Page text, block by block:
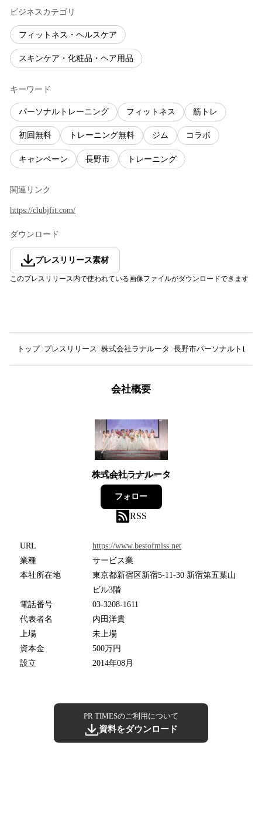
ビジネスカテゴリ
フィットネス・ヘルスケア
スキンケア・化粧品・ヘア用品
キーワード
パーソナルトレーニング フィットネス 筋トレ
初回無料 トレーニング無料 ジム コラボ
キャンペーン 長野市 トレーニング
関連リンク
https://clubjfit.com/
ダウンロード
プレスリリース素材
このプレスリリース内で使われている画像ファイルがダウンロードできます
トップ プレスリリース 株式会社ラナルータ 長野市パーソナルトレー
会社概要
株式会社ラナルータ
10フォロワー
フォロー
RSS
URL
https://www.bestofmiss.net
業種
サービス業
本社所在地
東京都新宿区新宿5-11-30 新宿第五葉山
ビル3階
電話番号
03-3208-1611
代表者名
内田洋貴
上場
未上場
資本金
500万円
設立
2014年08月
PR TIMESのご利用について
資料をダウンロード